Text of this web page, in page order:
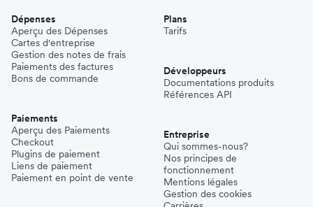
Dépenses
Aperçu des Dépenses
Cartes d'entreprise
Gestion des notes de frais
Paiements des factures
Bons de commande
Paiements
Aperçu des Paiements
Checkout
Plugins de paiement
Liens de paiement
Paiement en point de vente
Plans
Tarifs
Développeurs
Documentations produits
Références API
Entreprise
Qui sommes-nous?
Nos principes de
fonctionnement
Mentions légales
Gestion des cookies